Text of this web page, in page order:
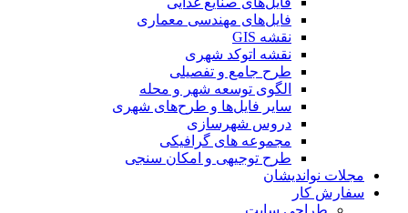
فایل‌های مهندسی معماری
نقشه GIS
نقشه اتوکد شهری
طرح جامع و تفصیلی
الگوی توسعه شهر و محله
سایر فایل‌ها و طرح‌های شهری
دروس شهرسازی
مجموعه های گرافیکی
طرح توجیهی و امکان سنجی
مجلات نواندیشان
سفارش کار
طراحی سایت